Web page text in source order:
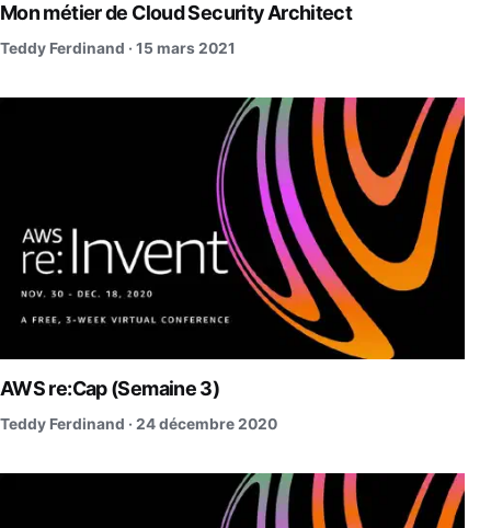
Mon métier de Cloud Security Architect
Teddy Ferdinand · 15 mars 2021
AWS re:Cap (Semaine 3)
Teddy Ferdinand · 24 décembre 2020